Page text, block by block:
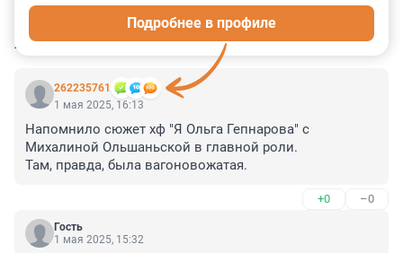
КОММЕНТАРИИ 20
262235761
Подробнее в профиле
1 мая 2025, 16:13
Напомнило сюжет хф "Я Ольга Гепнарова" с
Михалиной Ольшаньской в главной роли.
Там, правда, была вагоновожатая.
+0 –0
Гость
1 мая 2025, 15:32